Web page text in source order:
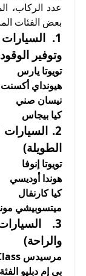
عدد الركاب،
بعض الفئات
1. السيارات
وتوفير
تويوتا يارس
هيونداي أكسنت
نيسان صني
كيا بيجاس
2. السيارات
الطويلة)
تويوتا إنوفا
هوندا أوديسي
كيا كارنفال
ميتسوبيشي
3.
والراحة)
مرسيدس E-Class أو S-Class
بي إم دبليو